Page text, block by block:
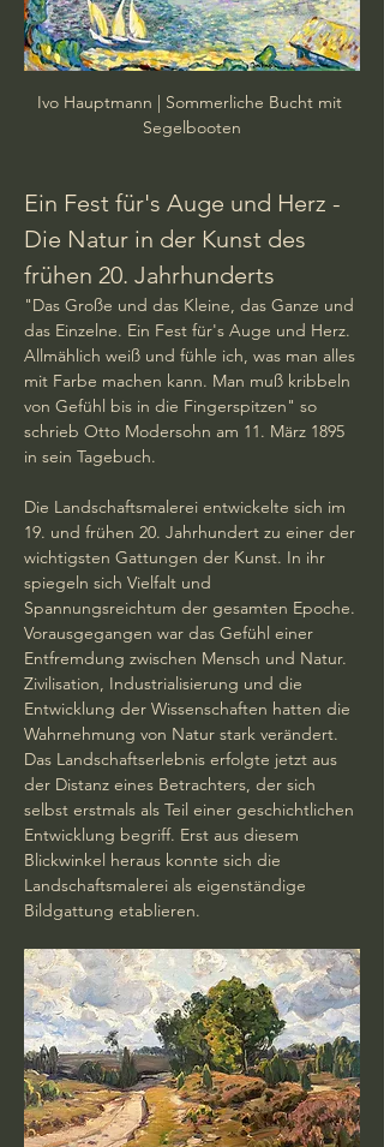
Ivo Hauptmann | Sommerliche Bucht mit
Segelbooten
Ein Fest für's Auge und Herz -
Die Natur in der Kunst des
frühen 20. Jahrhunderts
"Das Große und das Kleine, das Ganze und
das Einzelne. Ein Fest für's Auge und Herz.
Allmählich weiß und fühle ich, was man alles
mit Farbe machen kann. Man muß kribbeln
von Gefühl bis in die Fingerspitzen" so
schrieb Otto Modersohn am 11. März 1895
in sein Tagebuch.
Die Landschaftsmalerei entwickelte sich im
19. und frühen 20. Jahrhundert zu einer der
wichtigsten Gattungen der Kunst. In ihr
spiegeln sich Vielfalt und
Spannungsreichtum der gesamten Epoche.
Vorausgegangen war das Gefühl einer
Entfremdung zwischen Mensch und Natur.
Zivilisation, Industrialisierung und die
Entwicklung der Wissenschaften hatten die
Wahrnehmung von Natur stark verändert.
Das Landschaftserlebnis erfolgte jetzt aus
der Distanz eines Betrachters, der sich
selbst erstmals als Teil einer geschichtlichen
Entwicklung begriff. Erst aus diesem
Blickwinkel heraus konnte sich die
Landschaftsmalerei als eigenständige
Bildgattung etablieren.